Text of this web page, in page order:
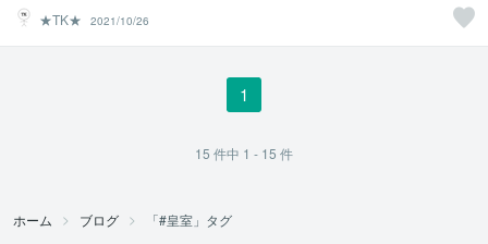
★TK★
2021/10/26
1
15 件中 1 - 15 件
ホーム ブログ 「#皇室」タグ